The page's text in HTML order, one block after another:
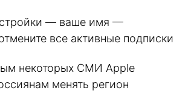
— ваше имя —
все активные подписки
некоторых СМИ Apple
менять регион